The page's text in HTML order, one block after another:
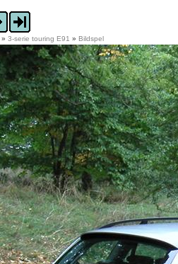
»3-serie touring E91 » Bildspel